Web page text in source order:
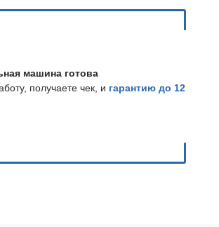
машина готова
получаете чек, и гарантию до 12